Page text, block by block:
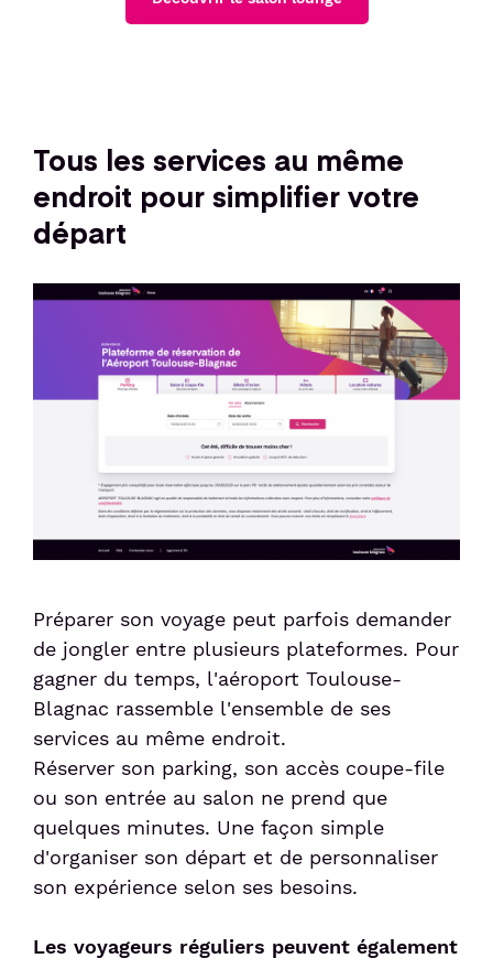
Tous les services au même
endroit pour simplifier votre
départ
Préparer son voyage peut parfois demander
de jongler entre plusieurs plateformes. Pour
gagner du temps, l'aéroport Toulouse-
Blagnac rassemble l'ensemble de ses
services au même endroit.
Réserver son parking, son accès coupe-file
ou son entrée au salon ne prend que
quelques minutes. Une façon simple
d'organiser son départ et de personnaliser
son expérience selon ses besoins.
Les voyageurs réguliers peuvent également